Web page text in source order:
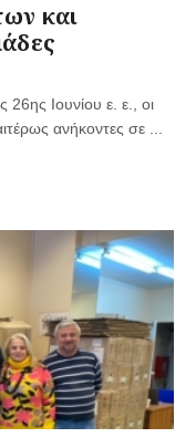
και
Ιουνίου ε. ε., οι
ανήκοντες σε ...